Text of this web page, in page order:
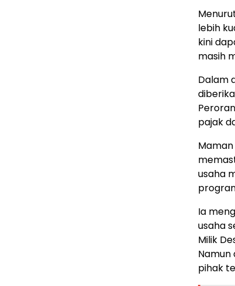
lebih
kini
masih
Dalam
pajak
usaha
Ia
usaha
Milik
pihak